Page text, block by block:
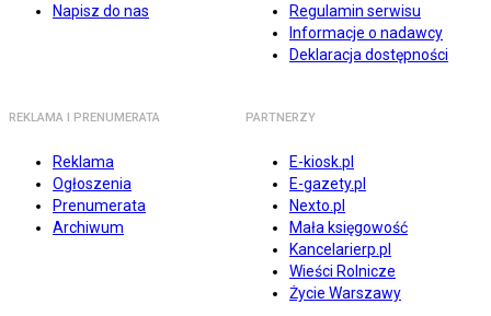
Napisz do nas
Regulamin serwisu
Informacje o nadawcy
Deklaracja dostępności
REKLAMA I PRENUMERATA
Reklama
Ogłoszenia
Prenumerata
Archiwum
PARTNERZY
E-kiosk.pl
E-gazety.pl
Nexto.pl
Mała księgowość
Kancelarierp.pl
Wieści Rolnicze
Życie Warszawy